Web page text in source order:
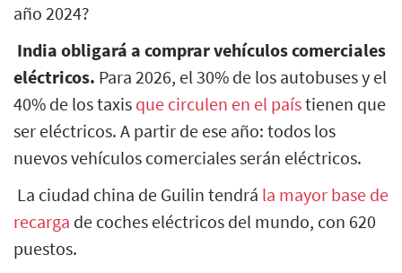
año 2024?
India obligará a comprar vehículos comerciales
eléctricos. Para 2026, el 30% de los autobuses y el
40% de los taxis que circulen en el paístienen que
ser eléctricos. A partir de ese año: todos los
nuevos vehículos comerciales serán eléctricos.
La ciudad china de Guilin tendrá la mayor base de
recarga de coches eléctricos del mundo, con 620
puestos.